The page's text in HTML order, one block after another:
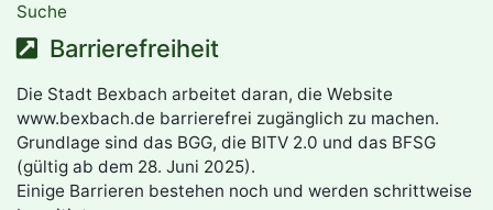
Suche
Barrierefreiheit
Die Stadt Bexbach arbeitet daran, die Website
www.bexbach.de barrierefrei zugänglich zu machen.
Grundlage sind das BGG, die BITV 2.0 und das BFSG
(gültig ab dem 28. Juni 2025).
Einige Barrieren bestehen noch und werden schrittweise